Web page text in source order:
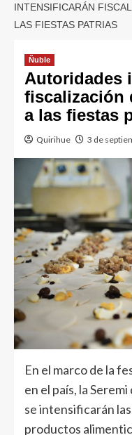
INTENSIFICARÁN
LAS FIESTAS PATRIAS
Ñuble
Autoridades
fiscalización
a las fiestas
Quirihue 3 de
En el marco de la
en el país, la
se intensificarán
productos